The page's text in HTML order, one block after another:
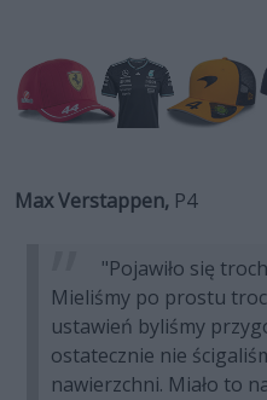
Max Verstappen, P4
"Pojawiło się
Mieliśmy po prostu
ustawień byliśmy
ostatecznie nie
nawierzchni. Miało to